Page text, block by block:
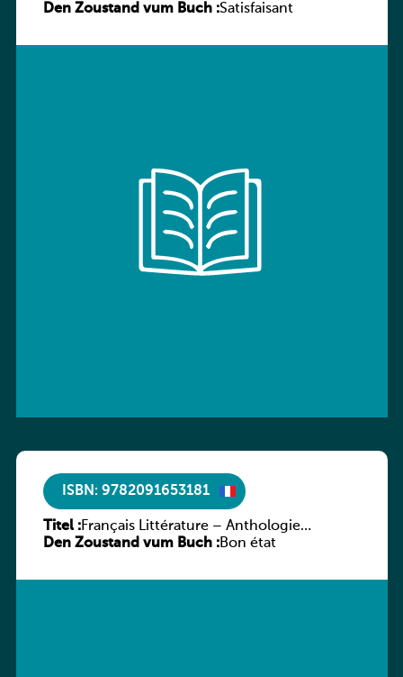
(Schülerbuch) Ausgabe Bayern
Den Zoustand vum Buch :Satisfaisant
ISBN: 9782091653181
Titel :Français Littérature – Anthologie
chronologique 2de/1re
Den Zoustand vum Buch :Bon état